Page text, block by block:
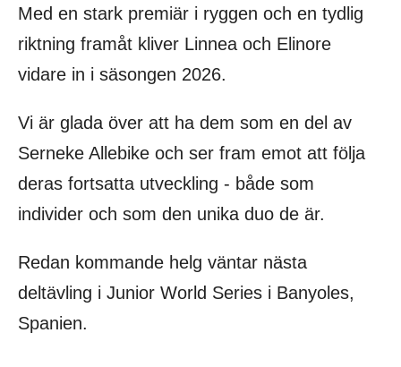
Med en stark premiär i ryggen och en tydlig
riktning framåt kliver Linnea och Elinore
vidare in i säsongen 2026.
Vi är glada över att ha dem som en del av
Serneke Allebike och ser fram emot att följa
deras fortsatta utveckling - både som
individer och som den unika duo de är.
Redan kommande helg väntar nästa
deltävling i Junior World Series i Banyoles,
Spanien.